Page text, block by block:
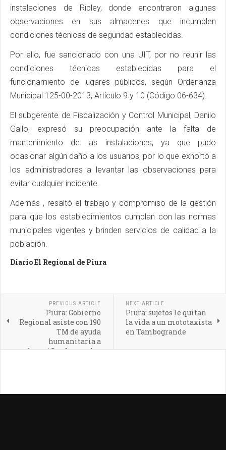
instalaciones de Ripley, donde encontraron algunas
observaciones en sus almacenes que incumplen
condiciones técnicas de seguridad establecidas.
Por ello, fue sancionado con una UIT, por no reunir las
condiciones técnicas establecidas para el
funcionamiento de lugares públicos, según Ordenanza
Municipal 125-00-2013, Artículo 9 y 10 (Código 06-634).
El subgerente de Fiscalización y Control Municipal, Danilo
Gallo, expresó su preocupación ante la falta de
mantenimiento de las instalaciones, ya que pudo
ocasionar algún daño a los usuarios, por lo que exhortó a
los administradores a levantar las observaciones para
evitar cualquier incidente.
Además , resaltó el trabajo y compromiso de la gestión
para que los establecimientos cumplan con las normas
municipales vigentes y brinden servicios de calidad a la
población.
Diario El Regional de Piura
PREVIOUS ARTICLE
Piura: Gobierno
Regional asiste con 190
TM de ayuda
humanitaria a
damnificados por las
NEXT ARTICLE
Piura: sujetos le quitan
la vida a un mototaxista
en Tambogrande